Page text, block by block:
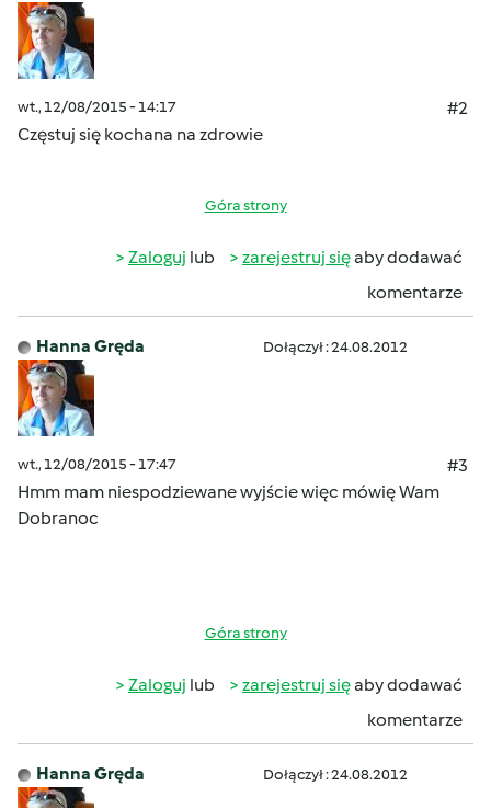
wt., 12/08/2015 - 14:17
#2
Częstuj się kochana na zdrowie
Góra strony
Zaloguj lub zarejestruj sięaby dodawać
komentarze
Hanna Gręda Dołączył : 24.08.2012
wt., 12/08/2015 - 17:47
#3
Hmm mam niespodziewane wyjście więc mówię Wam
Dobranoc
Góra strony
Zaloguj lub zarejestruj sięaby dodawać
komentarze
Hanna Gręda Dołączył : 24.08.2012